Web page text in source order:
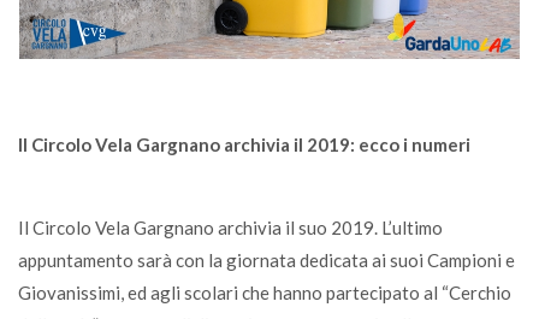
Il Circolo Vela Gargnano archivia il 2019: ecco i numeri
Il Circolo Vela Gargnano archivia il suo 2019. L’ultimo
appuntamento sarà con la giornata dedicata ai suoi Campioni e
Giovanissimi, ed agli scolari che hanno partecipato al “Cerchio